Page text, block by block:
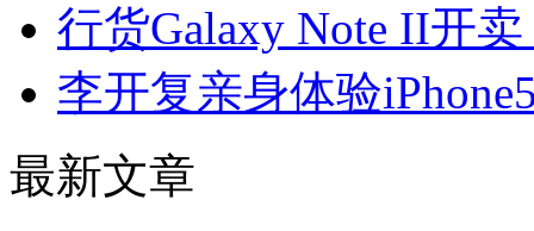
行货Galaxy Note II开
李开复亲身体验
最新文章